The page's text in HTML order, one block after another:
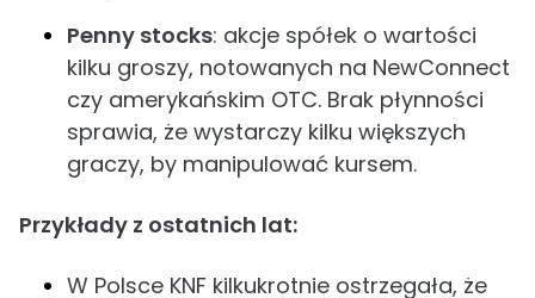
Penny stocks: akcje spółek o wartości
kilku groszy, notowanych na NewConnect
czy amerykańskim OTC. Brak płynności
sprawia, że wystarczy kilku większych
graczy, by manipulować kursem.
Przykłady z ostatnich lat:
W Polsce KNF kilkukrotnie ostrzegała, że